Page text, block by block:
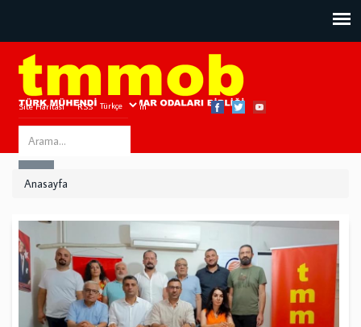
Site Haritası RSS Bize Ulaşın
Search
this
Anasayfa